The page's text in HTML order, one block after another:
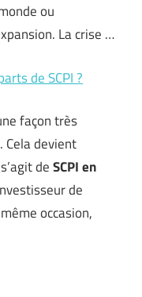
ou
La crise …
de SCPI ?
façon très
Cela devient
deSCPI en
de
occasion,